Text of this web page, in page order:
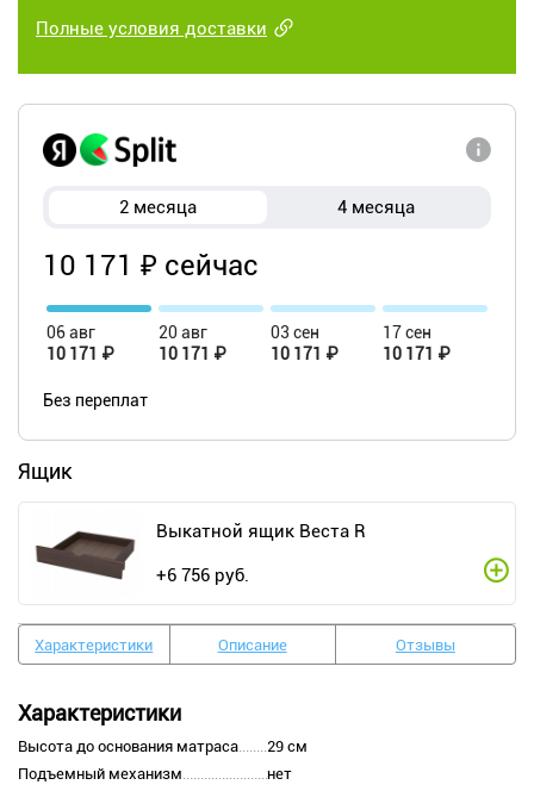
Полные условия доставки
2 месяца 4 месяца
10 171 ₽ сейчас
06 авг
10 171 ₽
20 авг
10 171 ₽
03 сен
10 171 ₽
17 сен
10 171 ₽
Без переплат
Ящик
Выкатной ящик Веста R
+6 756 руб.
Характеристики Описание Отзывы
Характеристики
Высота до основания матраса
29 см
Подъемный механизм
нет